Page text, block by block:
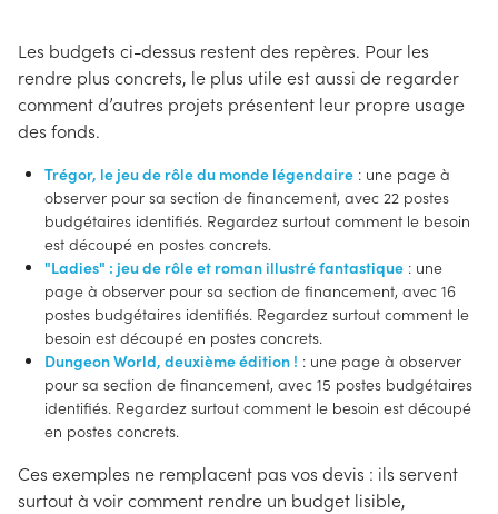
Les budgets ci-dessus restent des repères. Pour les
rendre plus concrets, le plus utile est aussi de regarder
comment d’autres projets présentent leur propre usage
des fonds.
Trégor, le jeu de rôle du monde légendaire : une page à
observer pour sa section de financement, avec 22 postes
budgétaires identifiés. Regardez surtout comment le besoin
est découpé en postes concrets.
"Ladies" : jeu de rôle et roman illustré fantastique : une
page à observer pour sa section de financement, avec 16
postes budgétaires identifiés. Regardez surtout comment le
besoin est découpé en postes concrets.
Dungeon World, deuxième édition ! : une page à observer
pour sa section de financement, avec 15 postes budgétaires
identifiés. Regardez surtout comment le besoin est découpé
en postes concrets.
Ces exemples ne remplacent pas vos devis : ils servent
surtout à voir comment rendre un budget lisible,